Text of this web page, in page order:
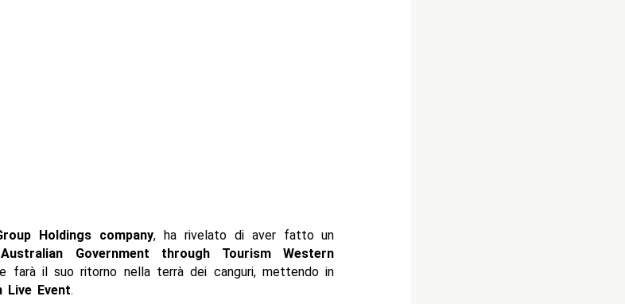
Holdings company, ha rivelato di aver fatto un
Government through Tourism Western
farà il suo ritorno nella terrà dei canguri, mettendo in
Event.